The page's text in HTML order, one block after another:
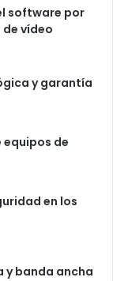
software por
vídeo
y garantía
equipos de
en los
y banda ancha